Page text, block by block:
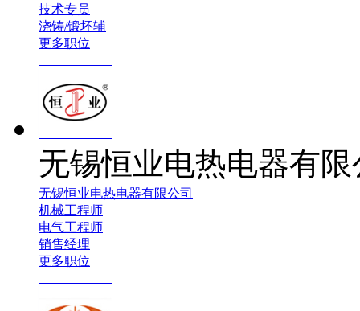
技术专员
浇铸/锻坯辅
更多职位
无锡恒业电热电器有限
无锡恒业电热电器有限公司
机械工程师
电气工程师
销售经理
更多职位